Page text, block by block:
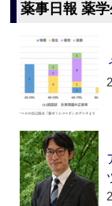
薬事日報 薬